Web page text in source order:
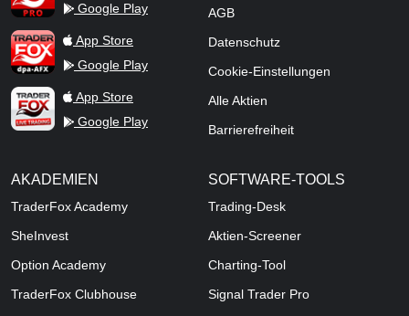
Google Play
TraderFox dpa-AFX ProFeed
App Store
Google Play
TraderFox Live Trading
App Store
Google Play
AGB
Datenschutz
Cookie-Einstellungen
Alle Aktien
Barrierefreiheit
AKADEMIEN
TraderFox Academy
SheInvest
Option Academy
TraderFox Clubhouse
SOFTWARE-TOOLS
Trading-Desk
Aktien-Screener
Charting-Tool
Signal Trader Pro